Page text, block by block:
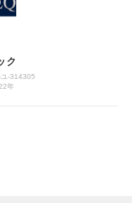
ク
-314305
年